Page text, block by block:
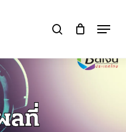
search Menu
Close